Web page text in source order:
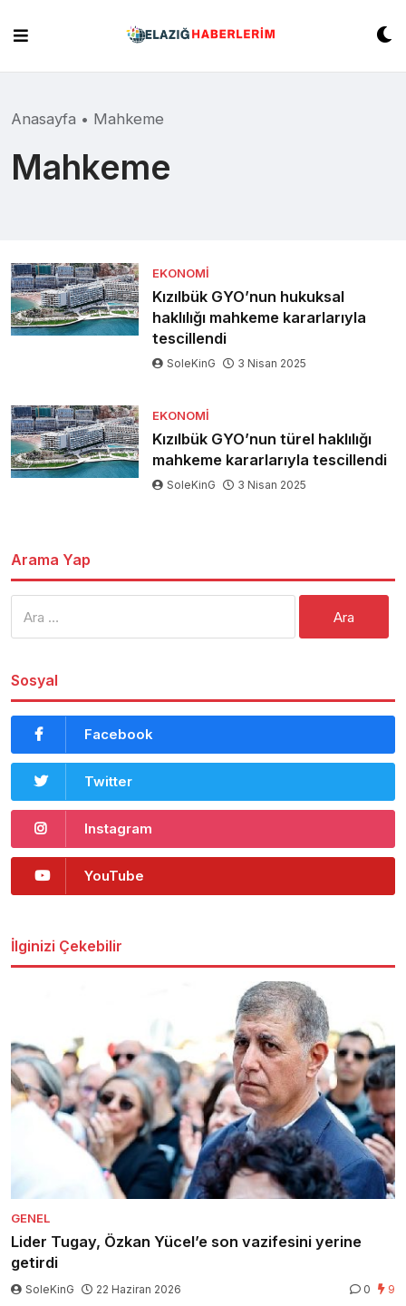
content
Anasayfa • Mahkeme
Mahkeme
EKONOMI
Kızılbük GYO’nun hukuksal
haklılığı mahkeme kararlarıyla
tescillendi
SoleKinG 3 Nisan 2025
EKONOMI
Kızılbük GYO’nun türel haklılığı
mahkeme kararlarıyla tescillendi
SoleKinG 3 Nisan 2025
Arama Yap
Sosyal
Facebook
Twitter
Instagram
YouTube
İlginizi Çekebilir
GENEL
Lider Tugay, Özkan Yücel’e son vazifesini yerine
getirdi
SoleKinG 22 Haziran 2026 0 9